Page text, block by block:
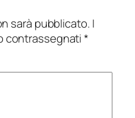
sarà pubblicato. I
contrassegnati*